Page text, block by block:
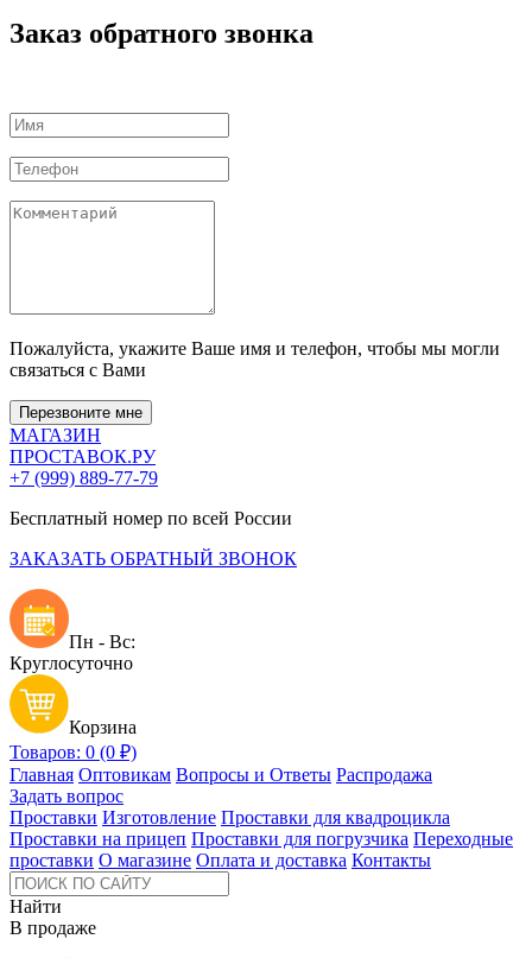
Заказ обратного звонка
Пожалуйста, укажите Ваше имя и телефон, чтобы мы могли
связаться с Вами
Перезвоните мне
МАГАЗИН
ПРОСТАВОК.РУ
+7 (999) 889-77-79
Бесплатный номер по всей России
ЗАКАЗАТЬ ОБРАТНЫЙ ЗВОНОК
Пн - Вс:
Круглосуточно
Корзина
Товаров: 0 (0 ₽)
Главная Оптовикам Вопросы и Ответы Распродажа
Задать вопрос
Проставки Изготовление Проставки для квадроцикла
Проставки на прицеп Проставки для погрузчика Переходные
проставки О магазине Оплата и доставка Контакты
Найти
В продаже